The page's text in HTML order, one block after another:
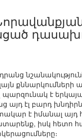
է
էլ բարդ
է իմանալ այդ
իսկ